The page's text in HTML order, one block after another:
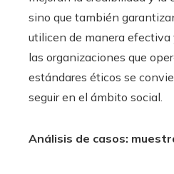
sino que también
utilicen de manera efectiva
las organizaciones que
estándares éticos se
seguir en el ámbito social.
Análisis de casos: